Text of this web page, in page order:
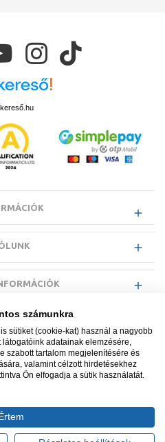
2015.
+36 1 700 3500
számunkra
sütiket (cookie-kat) használ a nagyobb
adatainak elemzésére,
szabott tartalom megjelenítésére és
valamint célzott hirdetésekhez
Ön elfogadja a sütik használatát.
Értem